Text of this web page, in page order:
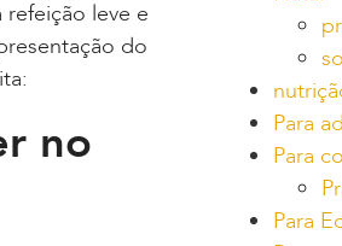
leve e
do
no
Para
Para
Para